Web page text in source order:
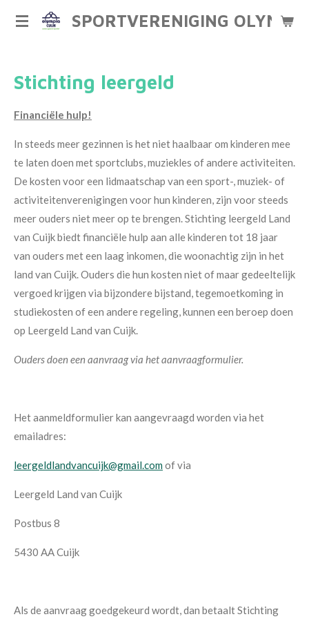
Ga
hoofdinhoud
SPORTVERENIGING
Stichting leergeld
Financiële hulp!
In steeds meer gezinnen is het niet haalbaar om kinderen mee
te laten doen met sportclubs, muziekles of andere activiteiten.
De kosten voor een lidmaatschap van een sport-, muziek- of
activiteitenverenigingen voor hun kinderen, zijn voor steeds
meer ouders niet meer op te brengen. Stichting leergeld Land
van Cuijk biedt financiële hulp aan alle kinderen tot 18 jaar
van ouders met een laag inkomen, die woonachtig zijn in het
land van Cuijk. Ouders die hun kosten niet of maar gedeeltelijk
vergoed krijgen via bijzondere bijstand, tegemoetkoming in
studiekosten of een andere regeling, kunnen een beroep doen
op Leergeld Land van Cuijk.
Ouders doen een aanvraag via het aanvraagformulier.
Het aanmeldformulier kan aangevraagd worden via het
emailadres:
leergeldlandvancuijk@gmail.comof via
Leergeld Land van Cuijk
Postbus 8
5430 AA Cuijk
Als de aanvraag goedgekeurd wordt, dan betaalt Stichting